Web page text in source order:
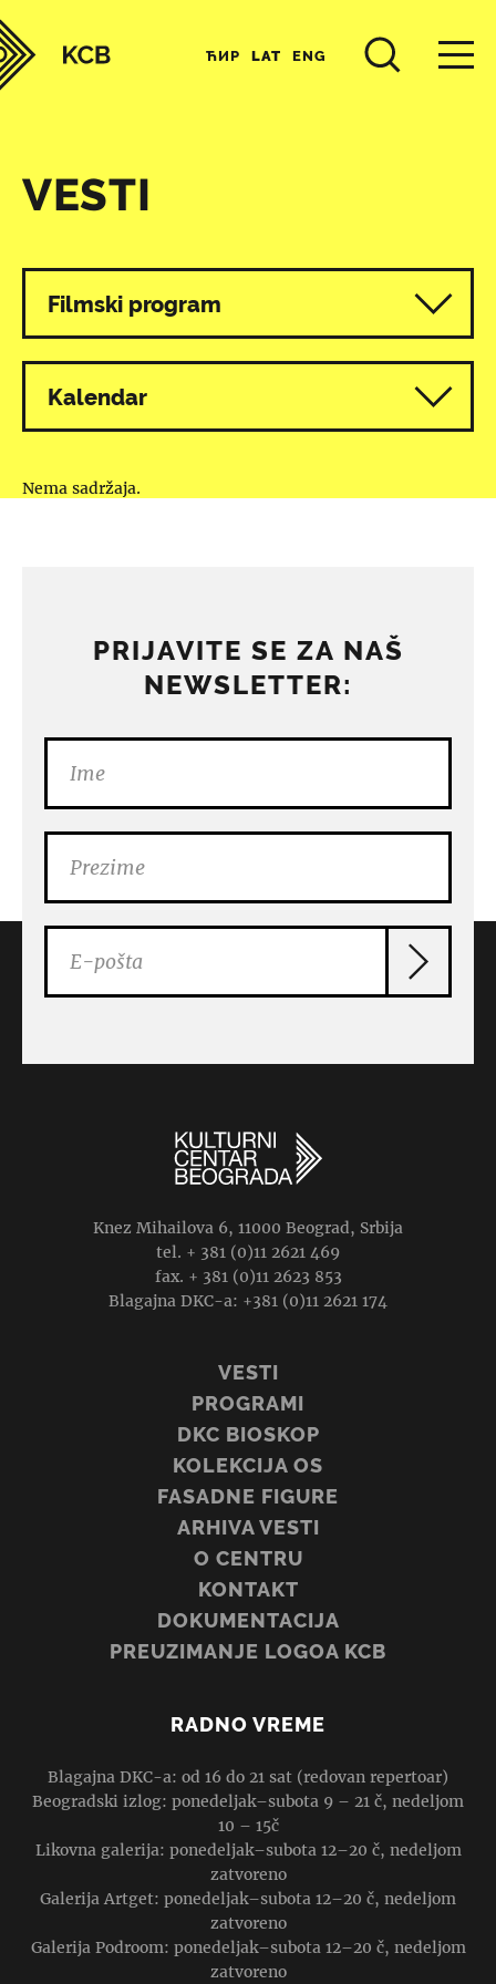
ЋИР LAT ENG
VESTI
Svi programi
Filmski program
Kalendar
Nema sadržaja.
PRIJAVITE SE ZA NAŠ
NEWSLETTER:
Knez Mihailova 6, 11000 Beograd, Srbija
tel. + 381 (0)11 2621 469
fax. + 381 (0)11 2623 853
Blagajna DKC-a: +381 (0)11 2621 174
VESTI
PROGRAMI
DKC BIOSKOP
KOLEKCIJA OS
FASADNE FIGURE
ARHIVA VESTI
O CENTRU
KONTAKT
DOKUMENTACIJA
PREUZIMANJE LOGOA KCB
RADNO VREME
Blagajna DKC-a: od 16 do 21 sat (redovan repertoar)
Beogradski izlog: ponedeljak–subota 9 – 21 č, nedeljom
10 – 15č
Likovna galerija: ponedeljak–subota 12–20 č, nedeljom
zatvoreno
Galerija Artget: ponedeljak–subota 12–20 č, nedeljom
zatvoreno
Galerija Podroom: ponedeljak–subota 12–20 č, nedeljom
zatvoreno